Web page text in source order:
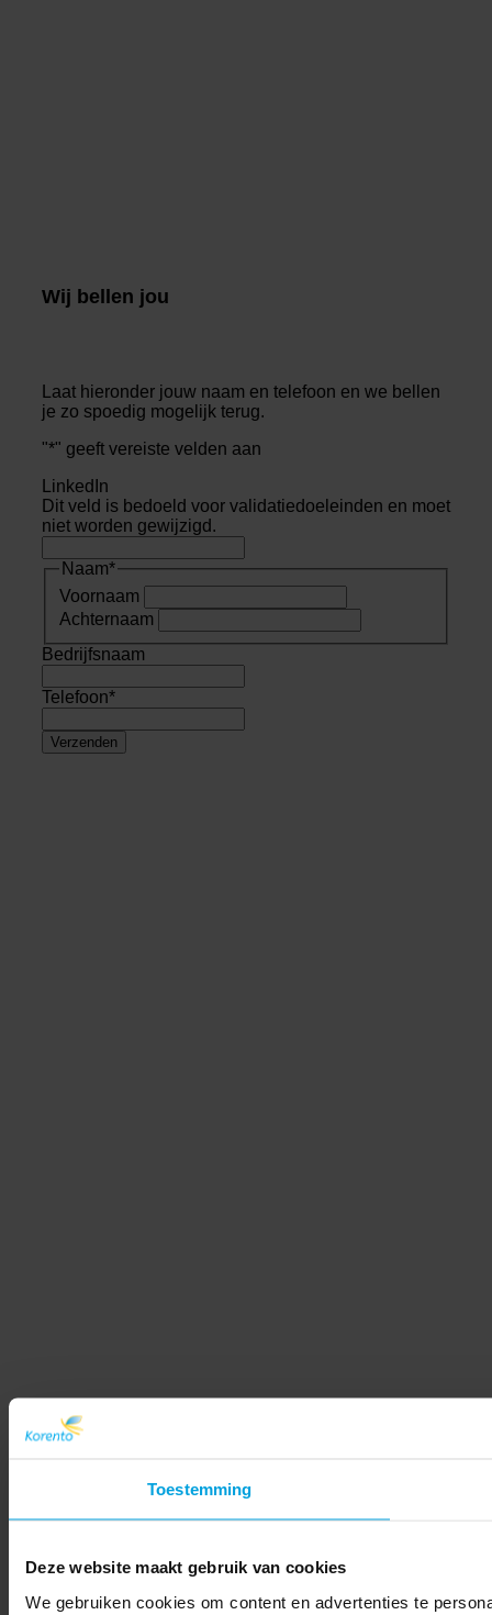
Toestemming
Deze website maakt gebruik van cookies
We gebruiken cookies om content en advertenties te
Wij bellen jou
Laat hieronder jouw naam en telefoon en we bellen
je zo spoedig mogelijk terug.
"*" geeft vereiste velden aan
LinkedIn
Dit veld is bedoeld voor validatiedoeleinden en moet
niet worden gewijzigd.
Naam*
Voornaam
Achternaam
Bedrijfsnaam
Telefoon*